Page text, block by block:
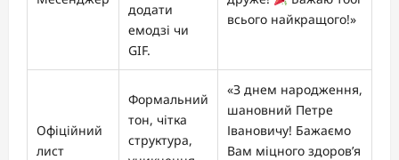
додати
емодзі чи
GIF.
всього найкращого!»
Офіційний
лист
Формальний
тон, чітка
структура,
«З днем народження,
шановний Петре
Івановичу! Бажаємо
Вам міцного здоров’я